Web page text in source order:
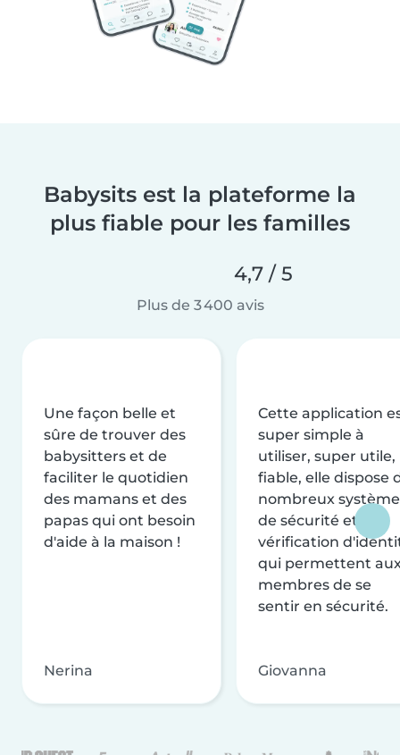
Babysits est la plateforme la
plus fiable pour les familles
4,7 / 5
Plus de 3 400 avis
Une façon belle et
sûre de trouver des
babysitters et de
faciliter le quotidien
des mamans et des
papas qui ont besoin
d'aide à la maison !
Nerina
Cette application
super simple à
utiliser, super utile,
fiable, elle dispose
nombreux
de sécurité et de
vérification
qui permettent
membres de se
sentir en sécurité.
Giovanna